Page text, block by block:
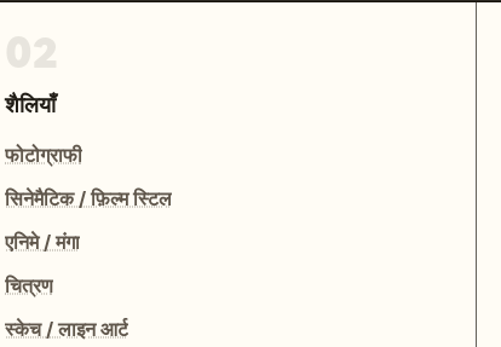
शैलियाँ
फोटोग्राफी
सिनेमैटिक / फ़िल्म स्टिल
एनिमे / मंगा
चित्रण
स्केच / लाइन आर्ट